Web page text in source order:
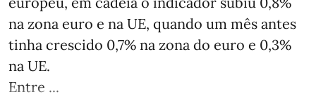
na zona euro e na UE, quando um mês antes
tinha crescido 0,7% na zona do euro e 0,3%
na UE.
Entre ...